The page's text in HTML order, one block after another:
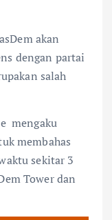
akan
dengan partai
salah
mengaku
membahas
sekitar 3
Tower dan